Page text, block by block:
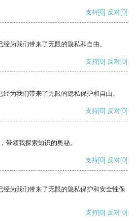
支持[0] 反对[0]
为我们带来了无限的隐私和自由。
支持[0] 反对[0]
为我们带来了无限的隐私保护和自由。
支持[0] 反对[0]
带领我探索知识的奥秘。
支持[0] 反对[0]
经为我们带来了无限的隐私保护和安全性保
支持[0] 反对[0]